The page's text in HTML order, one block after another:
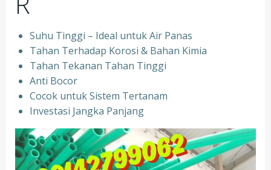
Suhu Tinggi – Ideal untuk Air Panas
Tahan Terhadap Korosi & Bahan Kimia
Tahan Tekanan Tahan Tinggi
Anti Bocor
Cocok untuk Sistem Tertanam
Investasi Jangka Panjang